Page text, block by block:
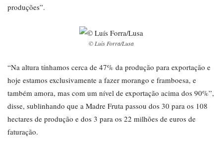
produções”.
© Luís Forra/Lusa
“Na altura tínhamos cerca de 47% da produção para exportação e
hoje estamos exclusivamente a fazer morango e framboesa, e
também amora, mas com um nível de exportação acima dos 90%”,
disse, sublinhando que a Madre Fruta passou dos 30 para os 108
hectares de produção e dos 3 para os 22 milhões de euros de
faturação.